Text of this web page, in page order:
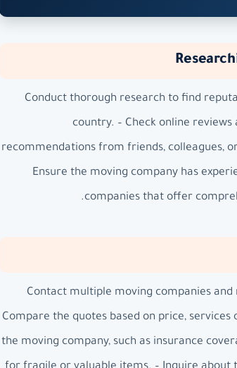
– Conduct thorough research to find
country. – Check online
recommendations from friends, colleagues,
Ensure the moving company has
companies that offer
– Contact multiple moving companies
Compare the quotes based on price,
the moving company, such as insurance